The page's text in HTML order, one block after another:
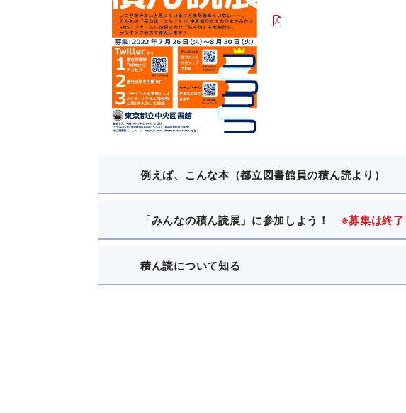
例えば、こんな本（都立図書館員の積ん読より）
「みんなの積ん読展」に参加しよう！ ※募集は終
積ん読について知る